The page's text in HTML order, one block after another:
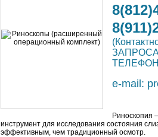
ЗАПРОСА
e-mail:
Риноскопия
инструмент для исследования состояния
эффективным, чем традиционный осмотр.